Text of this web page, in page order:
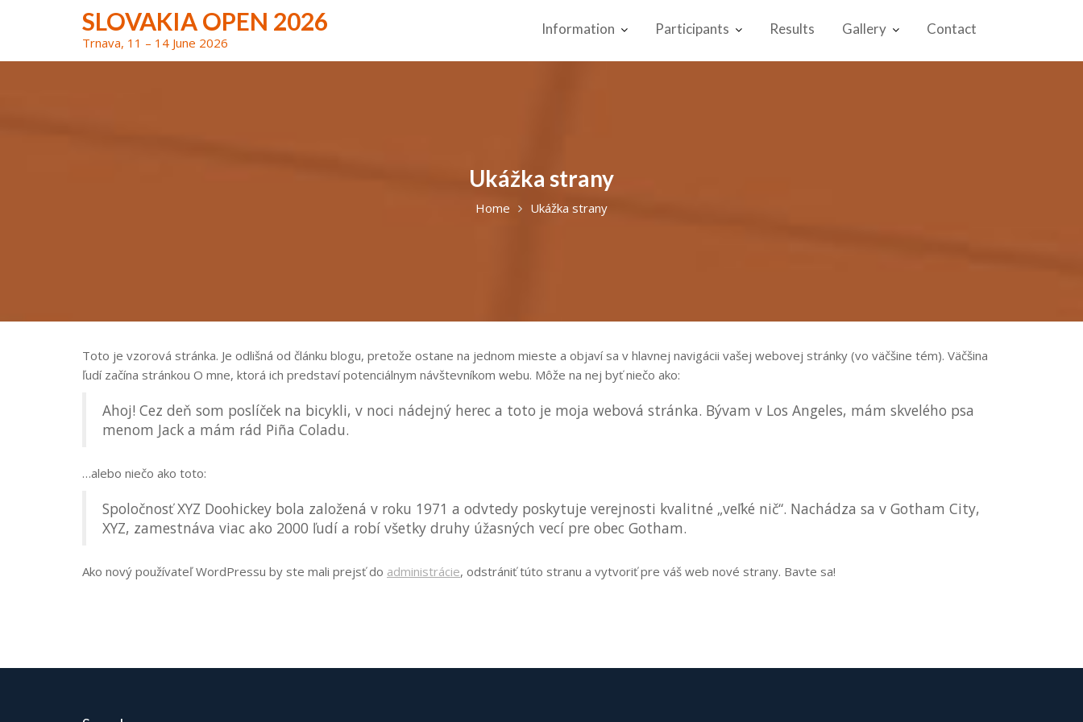
SLOVAKIA OPEN 2026
Trnava, 11 – 14 June 2026
Information Participants Results Gallery Contact
Ukážka strany
Home Ukážka strany
Toto je vzorová stránka. Je odlišná od článku blogu, pretože ostane na jednom mieste a objaví sa v hlavnej navigácii vašej webovej stránky (vo väčšine tém). Väčšina
ľudí začína stránkou O mne, ktorá ich predstaví potenciálnym návštevníkom webu. Môže na nej byť niečo ako:
Ahoj! Cez deň som poslíček na bicykli, v noci nádejný herec a toto je moja webová stránka. Bývam v Los Angeles, mám skvelého psa
menom Jack a mám rád Piña Coladu.
…alebo niečo ako toto:
Spoločnosť XYZ Doohickey bola založená v roku 1971 a odvtedy poskytuje verejnosti kvalitné „veľké nič“. Nachádza sa v Gotham City,
XYZ, zamestnáva viac ako 2000 ľudí a robí všetky druhy úžasných vecí pre obec Gotham.
Ako nový používateľ WordPressu by ste mali prejsť do administrácie, odstrániť túto stranu a vytvoriť pre váš web nové strany. Bavte sa!